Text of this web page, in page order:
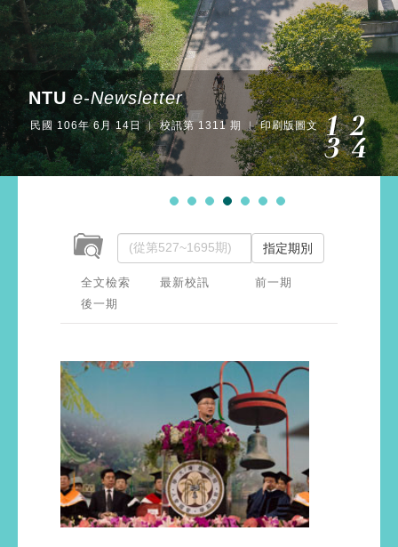
NTUe-Newsletter
民國 106年 6月 14日 ︱ 校訊第 1311 期 ︱ 印刷版圖文
指定期別
全文檢索 最新校訊
前一期
後一期